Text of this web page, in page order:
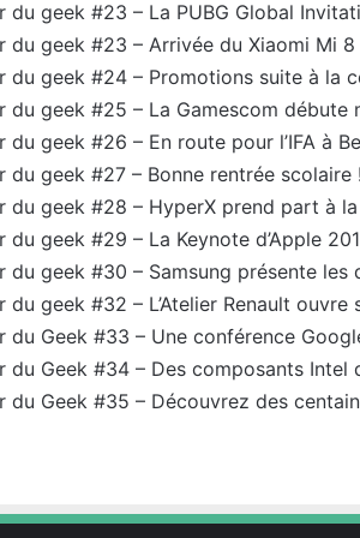
du geek #23 – La PUBG Global
du geek #23 – Arrivée du Xiaomi Mi
du geek #24 – Promotions suite à la
du geek #25 – La Gamescom débute
du geek #26 – En route pour l’IFA à
du geek #27 – Bonne rentrée scolaire !
du geek #28 – HyperX prend part à
du geek #29 – La Keynote d’Apple
du geek #30 – Samsung présente
du geek #32 – L’Atelier Renault ouvre
du Geek #33 – Une conférence
du Geek #34 – Des composants Intel
du Geek #35 – Découvrez des